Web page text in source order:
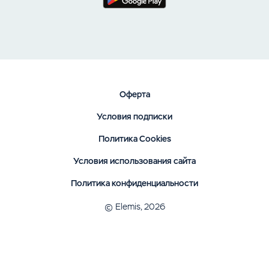
Оферта
Условия подписки
Политика Cookies
Условия использования сайта
Политика конфиденциальности
© Elemis, 2026